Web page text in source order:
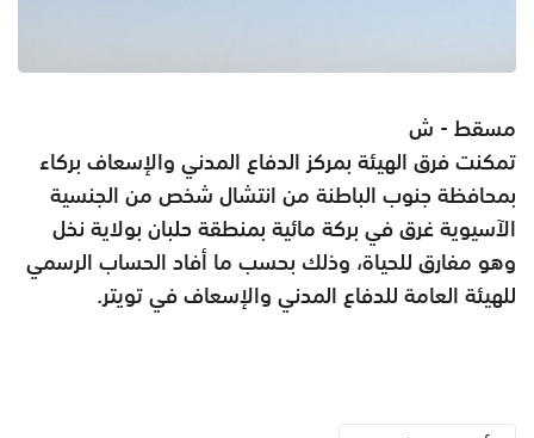
مسقط - ش
تمكنت فرق الهيئة بمركز الدفاع المدني والإسعاف بركاء
بمحافظة جنوب الباطنة من انتشال شخص من الجنسية
الآسيوية غرق في بركة مائية بمنطقة حلبان بولاية نخل
وهو مفارق للحياة، وذلك بحسب ما أفاد الحساب الرسمي
للهيئة العامة للدفاع المدني والإسعاف في تويتر.